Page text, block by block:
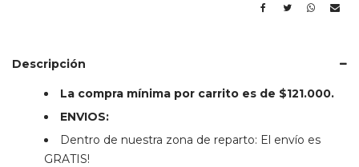
Descripción
La compra mínima por carrito es de $121.000.
ENVIOS:
Dentro de nuestra zona de reparto: El envío es
GRATIS!